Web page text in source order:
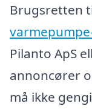
Brugsretten
Pilanto ApS
annoncører
må ikke